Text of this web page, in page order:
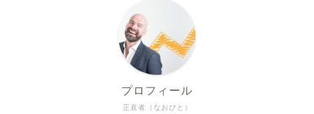
正直者（なおびと）
プロフィール